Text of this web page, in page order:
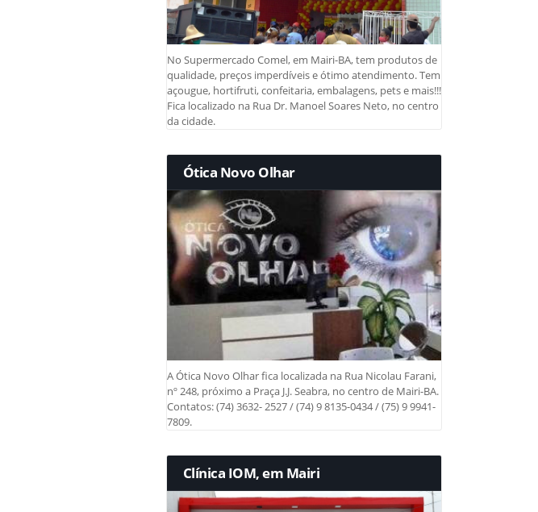
No Supermercado Comel, em Mairi-BA, tem produtos de
qualidade, preços imperdíveis e ótimo atendimento. Tem
açougue, hortifruti, confeitaria, embalagens, pets e mais!!!
Fica localizado na Rua Dr. Manoel Soares Neto, no centro
da cidade.
Ótica Novo Olhar
A Ótica Novo Olhar fica localizada na Rua Nicolau Farani,
nº 248, próximo a Praça J.J. Seabra, no centro de Mairi-BA.
Contatos: (74) 3632- 2527 / (74) 9 8135-0434 / (75) 9 9941-
7809.
Clínica IOM, em Mairi